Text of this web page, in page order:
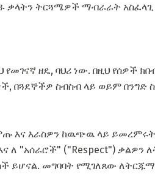
ቃላትን ትርጓሜዎች ማብራራት አስፈላጊ
ዘዴ, ባህሪ ነው. በዚህ የሰዎች
በጓደኞችዎ ስብስብ ላይ ወይም በንግድ
እና እራስዎን ከዉጭዉ ላይ
ለ "አሰራሮች" ("Respect") ቃልዎን
ይሆናል. መግባባት የሚገለጸው